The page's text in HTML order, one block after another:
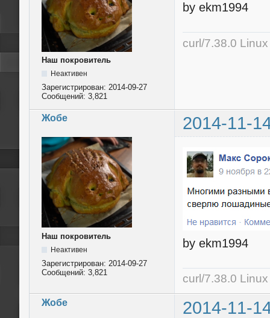
Наш покровитель
Неактивен
Зарегистрирован: 2014-09-27
Сообщений: 3,821
by ekm1994
curl/7.38.0
Жобе 2014-11-
Наш покровитель
Неактивен
Зарегистрирован: 2014-09-27
Сообщений: 3,821
by ekm1994
curl/7.38.0
Жобе 2014-11-